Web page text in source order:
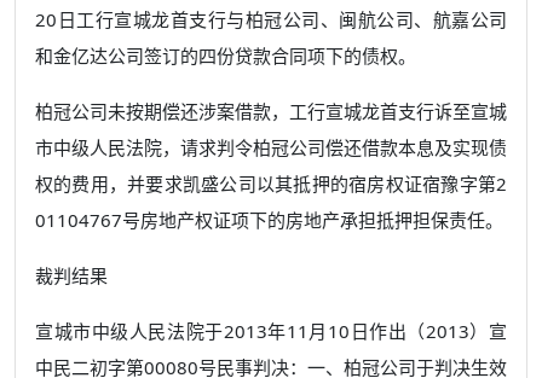
20日工行宣城龙首支行与柏冠公司、闽航公司、航嘉公司
和金亿达公司签订的四份贷款合同项下的债权。
柏冠公司未按期偿还涉案借款，工行宣城龙首支行诉至宣城
市中级人民法院，请求判令柏冠公司偿还借款本息及实现债
权的费用，并要求凯盛公司以其抵押的宿房权证宿豫字第2
01104767号房地产权证项下的房地产承担抵押担保责任。
裁判结果
宣城市中级人民法院于2013年11月10日作出（2013）宣
中民二初字第00080号民事判决：一、柏冠公司于判决生效